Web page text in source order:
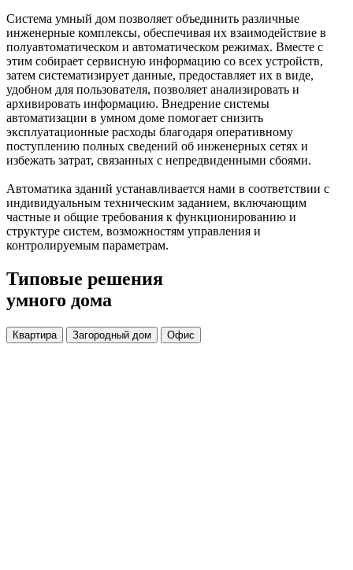
Система умный дом позволяет объединить различные
инженерные комплексы, обеспечивая их взаимодействие в
полуавтоматическом и автоматическом режимах. Вместе с
этим собирает сервисную информацию со всех устройств,
затем систематизирует данные, предоставляет их в виде,
удобном для пользователя, позволяет анализировать и
архивировать информацию. Внедрение системы
автоматизации в умном доме помогает снизить
эксплуатационные расходы благодаря оперативному
поступлению полных сведений об инженерных сетях и
избежать затрат, связанных с непредвиденными сбоями.
Автоматика зданий устанавливается нами в соответствии с
индивидуальным техническим заданием, включающим
частные и общие требования к функционированию и
структуре систем, возможностям управления и
контролируемым параметрам.
Типовые решения
умного дома
Квартира Загородный дом Офис